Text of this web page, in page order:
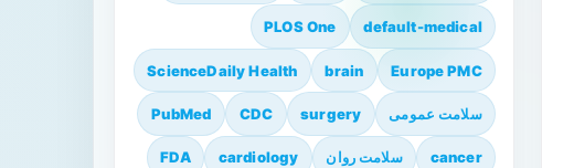
default-medical
PLOS One
Europe PMC
brain
ScienceDaily Health
سلامت عمومی surgery
CDC
PubMed
cancer سلامت روان cardiology
FDA